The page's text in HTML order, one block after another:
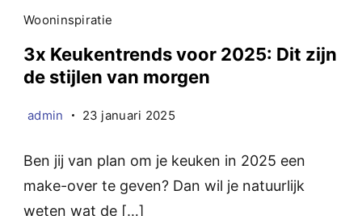
Wooninspiratie
3x Keukentrends voor 2025: Dit zijn
de stijlen van morgen
admin 23 januari 2025
Ben jij van plan om je keuken in 2025 een
make-over te geven? Dan wil je natuurlijk
weten wat de […]